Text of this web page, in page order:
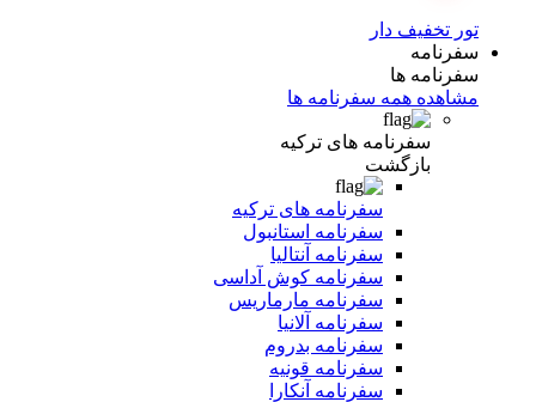
تور تخفیف دار
سفرنامه
سفرنامه ها
مشاهده همه سفرنامه ها
سفرنامه های ترکیه
بازگشت
سفرنامه های ترکیه
سفرنامه استانبول
سفرنامه آنتالیا
سفرنامه کوش آداسی
سفرنامه مارماریس
سفرنامه آلانیا
سفرنامه بدروم
سفرنامه قونیه
سفرنامه آنکارا